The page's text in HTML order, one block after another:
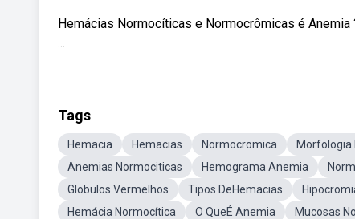
Hemácias Normocíticas e Normocrômicas é
...
Tags
Hemacia Hemacias Normocromica Morfologia
Anemias Normociticas
Hemograma Anemia
Globulos Vermelhos
Tipos DeHemacias
Hemácia Normocítica
O QueÉ Anemia Mucosas